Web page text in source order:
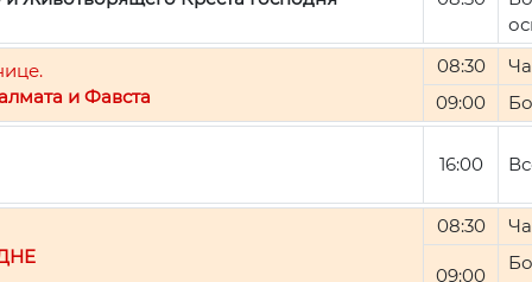
и Фавста
08:30
09:00
16:00
08:30
09:00